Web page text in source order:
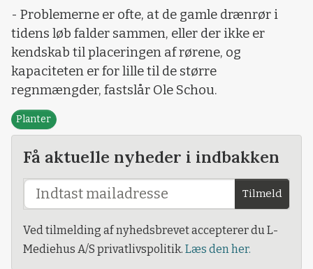
- Problemerne er ofte, at de gamle drænrør i
tidens løb falder sammen, eller der ikke er
kendskab til placeringen af rørene, og
kapaciteten er for lille til de større
regnmængder, fastslår Ole Schou.
Planter
Få aktuelle nyheder i indbakken
Tilmeld
Ved tilmelding af nyhedsbrevet accepterer du L-
Mediehus A/S privatlivspolitik. Læs den her.